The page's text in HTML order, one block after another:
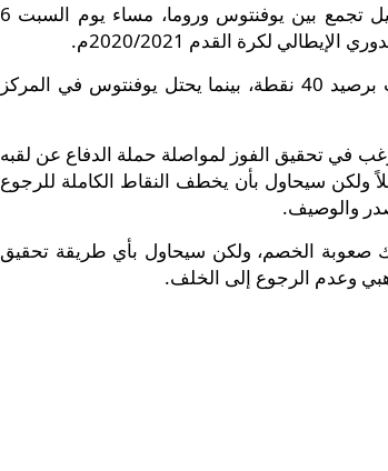
يحتضن ملعب أليانز ستاديوم مباراة من العيار الثقيل تجمع بين يوفنتوس وروما، مساء يوم السبت 6
ويتواجد روما في المركز الثالث على جدول الترتيب برصيد 40 نقطة، بينما يحتل يوفنتوس في المركز
في تحقيق الفوز لمواصلة حملة الدفاع عن لقبه
ولكن سيحاول بأن يخطف النقاط الكاملة للرجوع
والوصيف.
صعوبة الخصم، ولكن سيحاول بأي طريقة تحقيق
وعدم الرجوع إلى الخلف.